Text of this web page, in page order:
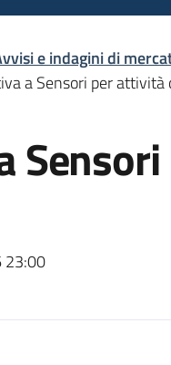
e indagini di
a Sensori per attività
Sensori